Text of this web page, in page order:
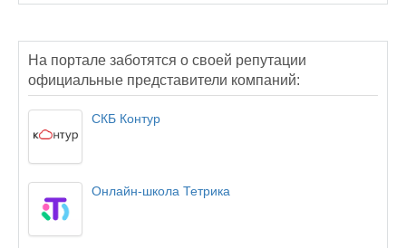
На портале заботятся о своей репутации
официальные представители компаний:
СКБ Контур
Онлайн-школа Тетрика